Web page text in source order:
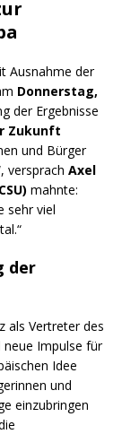
Ausnahme der
Donnerstag,
der Ergebnisse
Zukunft
und Bürger
versprach Axel
mahnte:
sehr viel
der
als Vertreter des
Impulse für
Idee
und
einzubringen